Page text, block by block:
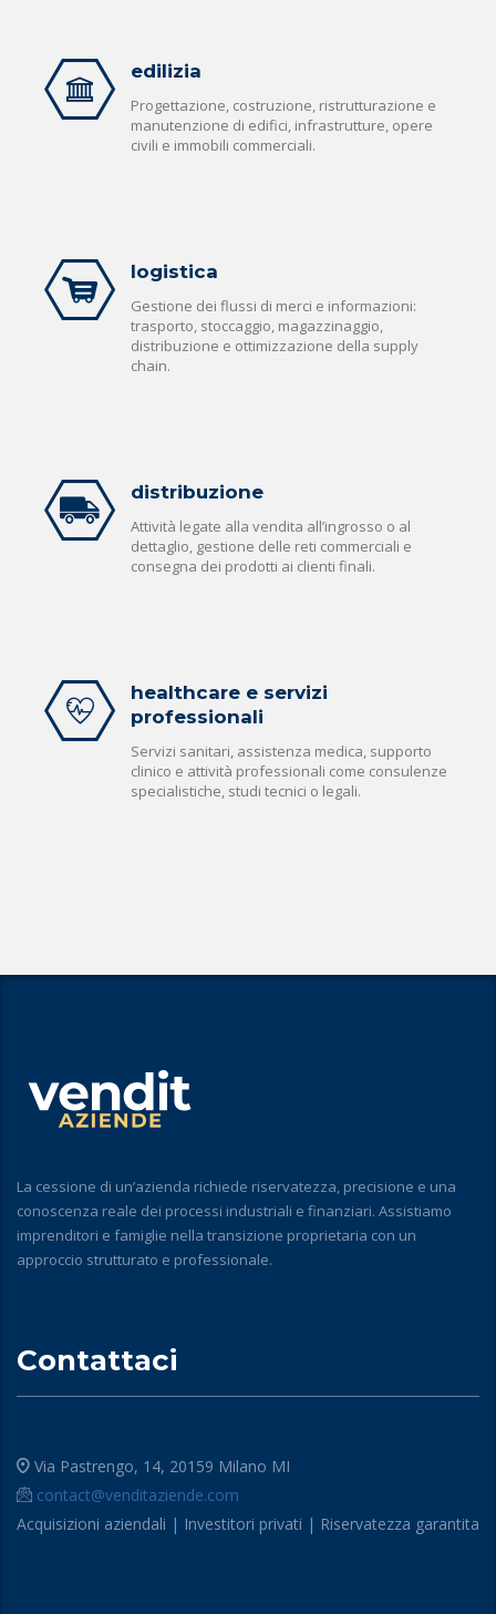
edilizia
Progettazione, costruzione, ristrutturazione e
manutenzione di edifici, infrastrutture, opere
civili e immobili commerciali.
logistica
Gestione dei flussi di merci e informazioni:
trasporto, stoccaggio, magazzinaggio,
distribuzione e ottimizzazione della supply
chain.
distribuzione
Attività legate alla vendita all’ingrosso o al
dettaglio, gestione delle reti commerciali e
consegna dei prodotti ai clienti finali.
healthcare e servizi
professionali
Servizi sanitari, assistenza medica, supporto
clinico e attività professionali come consulenze
specialistiche, studi tecnici o legali.
La cessione di un’azienda richiede riservatezza, precisione e una
conoscenza reale dei processi industriali e finanziari. Assistiamo
imprenditori e famiglie nella transizione proprietaria con un
approccio strutturato e professionale.
Contattaci
Via Pastrengo, 14, 20159 Milano MI
contact@venditaziende.com
Acquisizioni aziendali | Investitori privati | Riservatezza garantita